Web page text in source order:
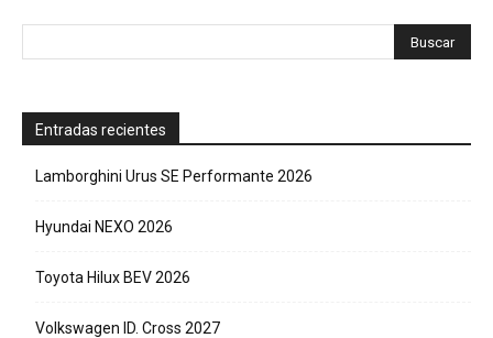
Entradas recientes
Lamborghini Urus SE Performante 2026
Hyundai NEXO 2026
Toyota Hilux BEV 2026
Volkswagen ID. Cross 2027